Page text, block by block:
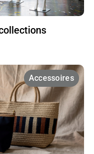
Accessoires